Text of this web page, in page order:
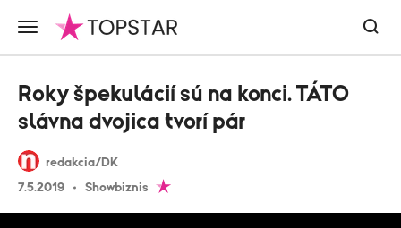
redakcia/DK
7.5.2019
Showbiznis
Roky špekulácií sú na konci. TÁTO
slávna dvojica tvorí pár